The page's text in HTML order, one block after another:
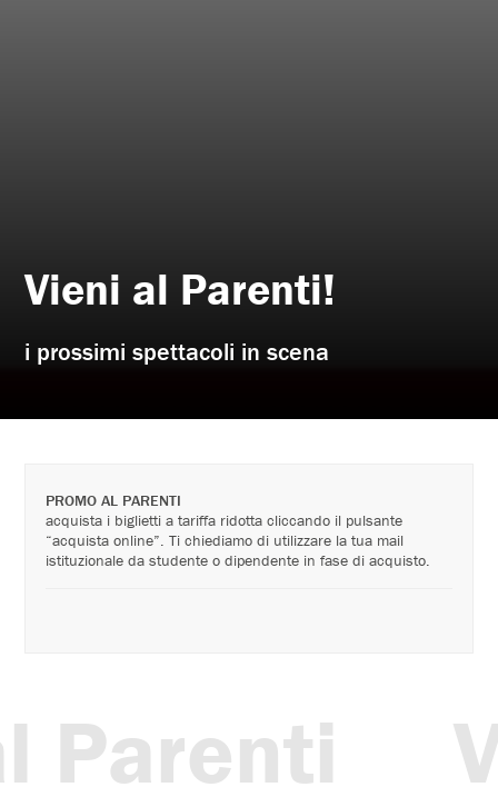
Vieni al Parenti!
i prossimi spettacoli in scena
PROMO AL PARENTI
acquista i biglietti a tariffa ridotta cliccando il pulsante
“acquista online”. Ti chiediamo di utilizzare la tua mail
istituzionale da studente o dipendente in fase di acquisto.